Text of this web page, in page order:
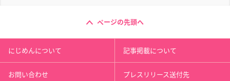
ページの先頭へ
にじめんについて 記事掲載について
お問い合わせ プレスリリース送付先